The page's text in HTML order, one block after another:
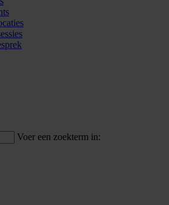
Voer een zoekterm in: